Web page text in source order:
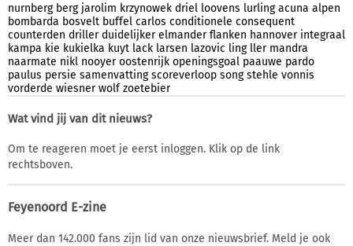
nurnberg berg jarolim krzynowek driel loovens lurling acuna alpen
bombarda bosvelt buffel carlos conditionele consequent
counterden driller duidelijker elmander flanken hannover integraal
kampa kie kukielka kuyt lack larsen lazovic ling ller mandra
naarmate nikl nooyer oostenrijk openingsgoal paauwe pardo
paulus persie samenvatting scoreverloop song stehle vonnis
vorderde wiesner wolf zoetebier
Wat vind jij van dit nieuws?
Om te reageren moet je eerst inloggen. Klik op de link
rechtsboven.
Feyenoord E-zine
Meer dan 142.000 fans zijn lid van onze nieuwsbrief. Meld je ook